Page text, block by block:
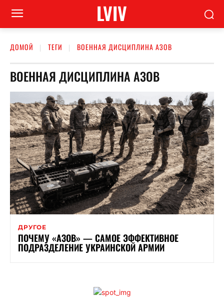
LVIV
ДОМОЙ ТЕГИ ВОЕННАЯ ДИСЦИПЛИНА АЗОВ
ВОЕННАЯ ДИСЦИПЛИНА АЗОВ
ДРУГОЕ
ПОЧЕМУ «АЗОВ» — САМОЕ ЭФФЕКТИВНОЕ
ПОДРАЗДЕЛЕНИЕ УКРАИНСКОЙ АРМИИ